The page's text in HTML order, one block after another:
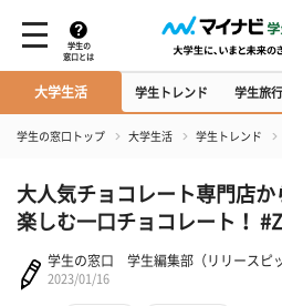
学生の
窓口とは
大学生活 学生トレンド 学生旅行
学生の窓口トップ 大学生活 学生トレンド
大人気チョコレート専門店
楽しむ一口チョコレート！
学生の窓口 学生編集部（リリースピッ
2023/01/16